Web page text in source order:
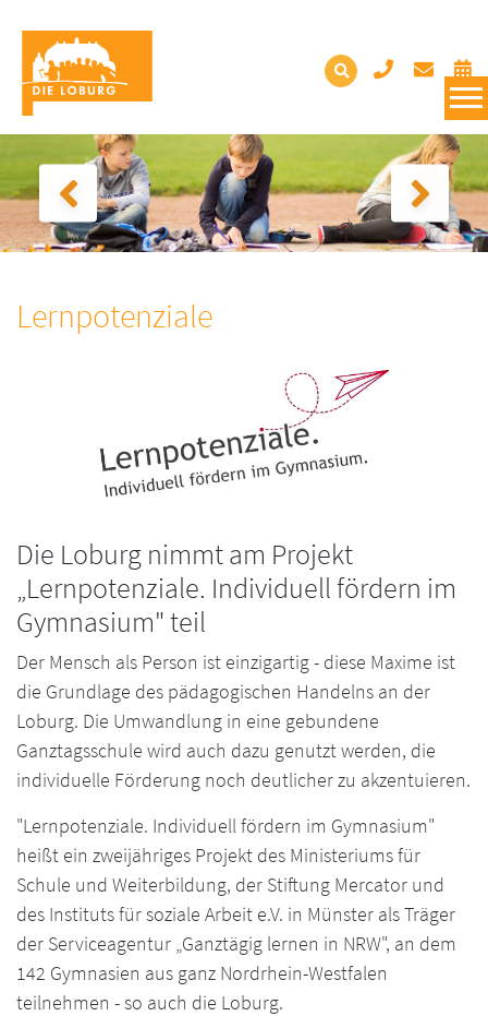
Lernpotenziale
Die Loburg nimmt am Projekt
„Lernpotenziale. Individuell fördern im
Gymnasium" teil
Der Mensch als Person ist einzigartig - diese Maxime ist
die Grundlage des pädagogischen Handelns an der
Loburg. Die Umwandlung in eine gebundene
Ganztagsschule wird auch dazu genutzt werden, die
individuelle Förderung noch deutlicher zu akzentuieren.
"Lernpotenziale. Individuell fördern im Gymnasium"
heißt ein zweijähriges Projekt des Ministeriums für
Schule und Weiterbildung, der Stiftung Mercator und
des Instituts für soziale Arbeit e.V. in Münster als Träger
der Serviceagentur „Ganztägig lernen in NRW", an dem
142 Gymnasien aus ganz Nordrhein-Westfalen
teilnehmen - so auch die Loburg.